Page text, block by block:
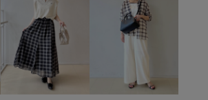
抜け感 接触冷感
清涼感 滑らかな質感
華やか 落ち着いた色 薄手
高級感